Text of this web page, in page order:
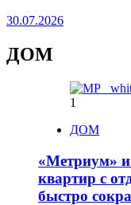
30.07.2026
ДОМ
1
ДОМ
«Метриум»
квартир с
быстро